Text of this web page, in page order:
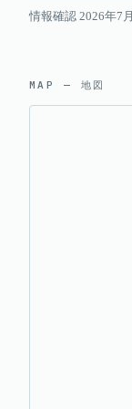
情報確認 2026年7月
MAP — 地図